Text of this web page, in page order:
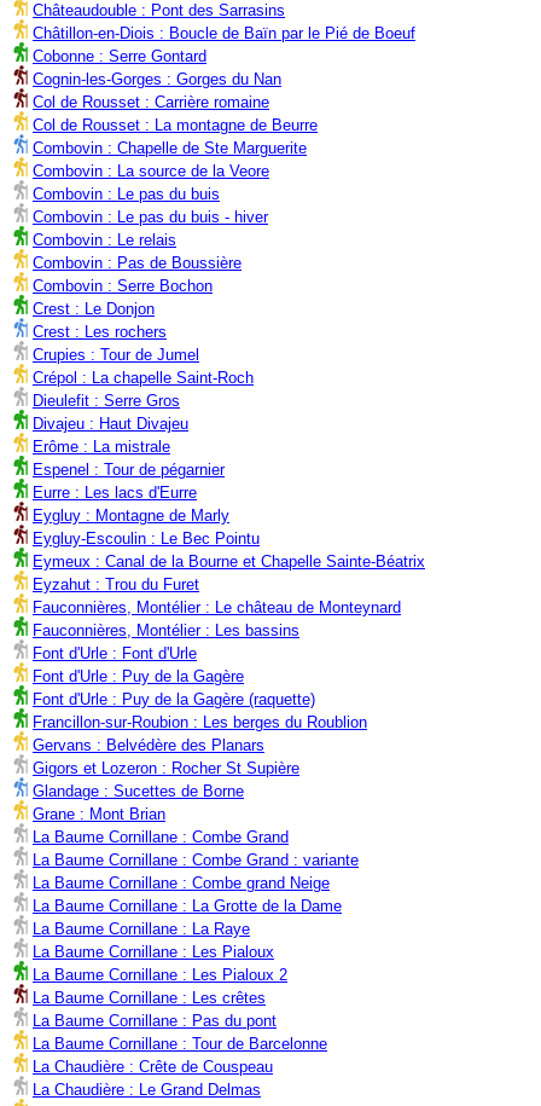
Châteaudouble : Pont des Sarrasins
Châtillon-en-Diois : Boucle de Baïn par le Pié de Boeuf
Cobonne : Serre Gontard
Cognin-les-Gorges : Gorges du Nan
Col de Rousset : Carrière romaine
Col de Rousset : La montagne de Beurre
Combovin : Chapelle de Ste Marguerite
Combovin : La source de la Veore
Combovin : Le pas du buis
Combovin : Le pas du buis - hiver
Combovin : Le relais
Combovin : Pas de Boussière
Combovin : Serre Bochon
Crest : Le Donjon
Crest : Les rochers
Crupies : Tour de Jumel
Crépol : La chapelle Saint-Roch
Dieulefit : Serre Gros
Divajeu : Haut Divajeu
Erôme : La mistrale
Espenel : Tour de pégarnier
Eurre : Les lacs d'Eurre
Eygluy : Montagne de Marly
Eygluy-Escoulin : Le Bec Pointu
Eymeux : Canal de la Bourne et Chapelle Sainte-Béatrix
Eyzahut : Trou du Furet
Fauconnières, Montélier : Le château de Monteynard
Fauconnières, Montélier : Les bassins
Font d'Urle : Font d'Urle
Font d'Urle : Puy de la Gagère
Font d'Urle : Puy de la Gagère (raquette)
Francillon-sur-Roubion : Les berges du Roublion
Gervans : Belvédère des Planars
Gigors et Lozeron : Rocher St Supière
Glandage : Sucettes de Borne
Grane : Mont Brian
La Baume Cornillane : Combe Grand
La Baume Cornillane : Combe Grand : variante
La Baume Cornillane : Combe grand Neige
La Baume Cornillane : La Grotte de la Dame
La Baume Cornillane : La Raye
La Baume Cornillane : Les Pialoux
La Baume Cornillane : Les Pialoux 2
La Baume Cornillane : Les crêtes
La Baume Cornillane : Pas du pont
La Baume Cornillane : Tour de Barcelonne
La Chaudière : Crête de Couspeau
La Chaudière : Le Grand Delmas